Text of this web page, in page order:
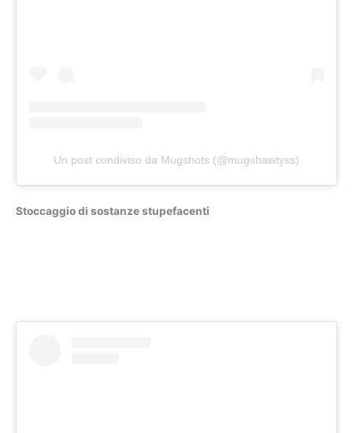
Un post condiviso da Mugshots (@mugshawtyss)
Stoccaggio di sostanze stupefacenti